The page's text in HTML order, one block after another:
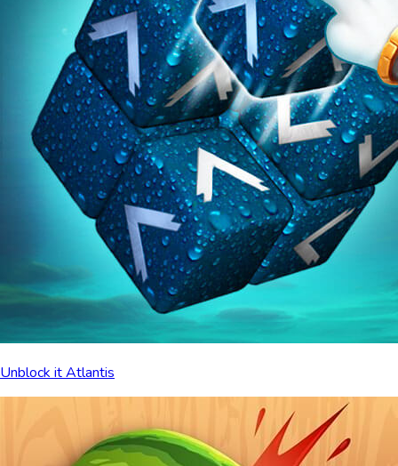
Unblock it Atlantis